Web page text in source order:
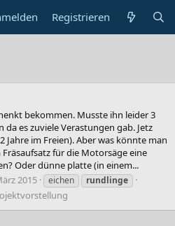
Registrieren
bekommen. Musste ihn leider 3
es zuviele Verastungen gab. Jetz
Jahre im Freien). Aber was könnte man
für die Motorsäge eine
Oder dünne platte (in einem...
2015 eichen rundlinge